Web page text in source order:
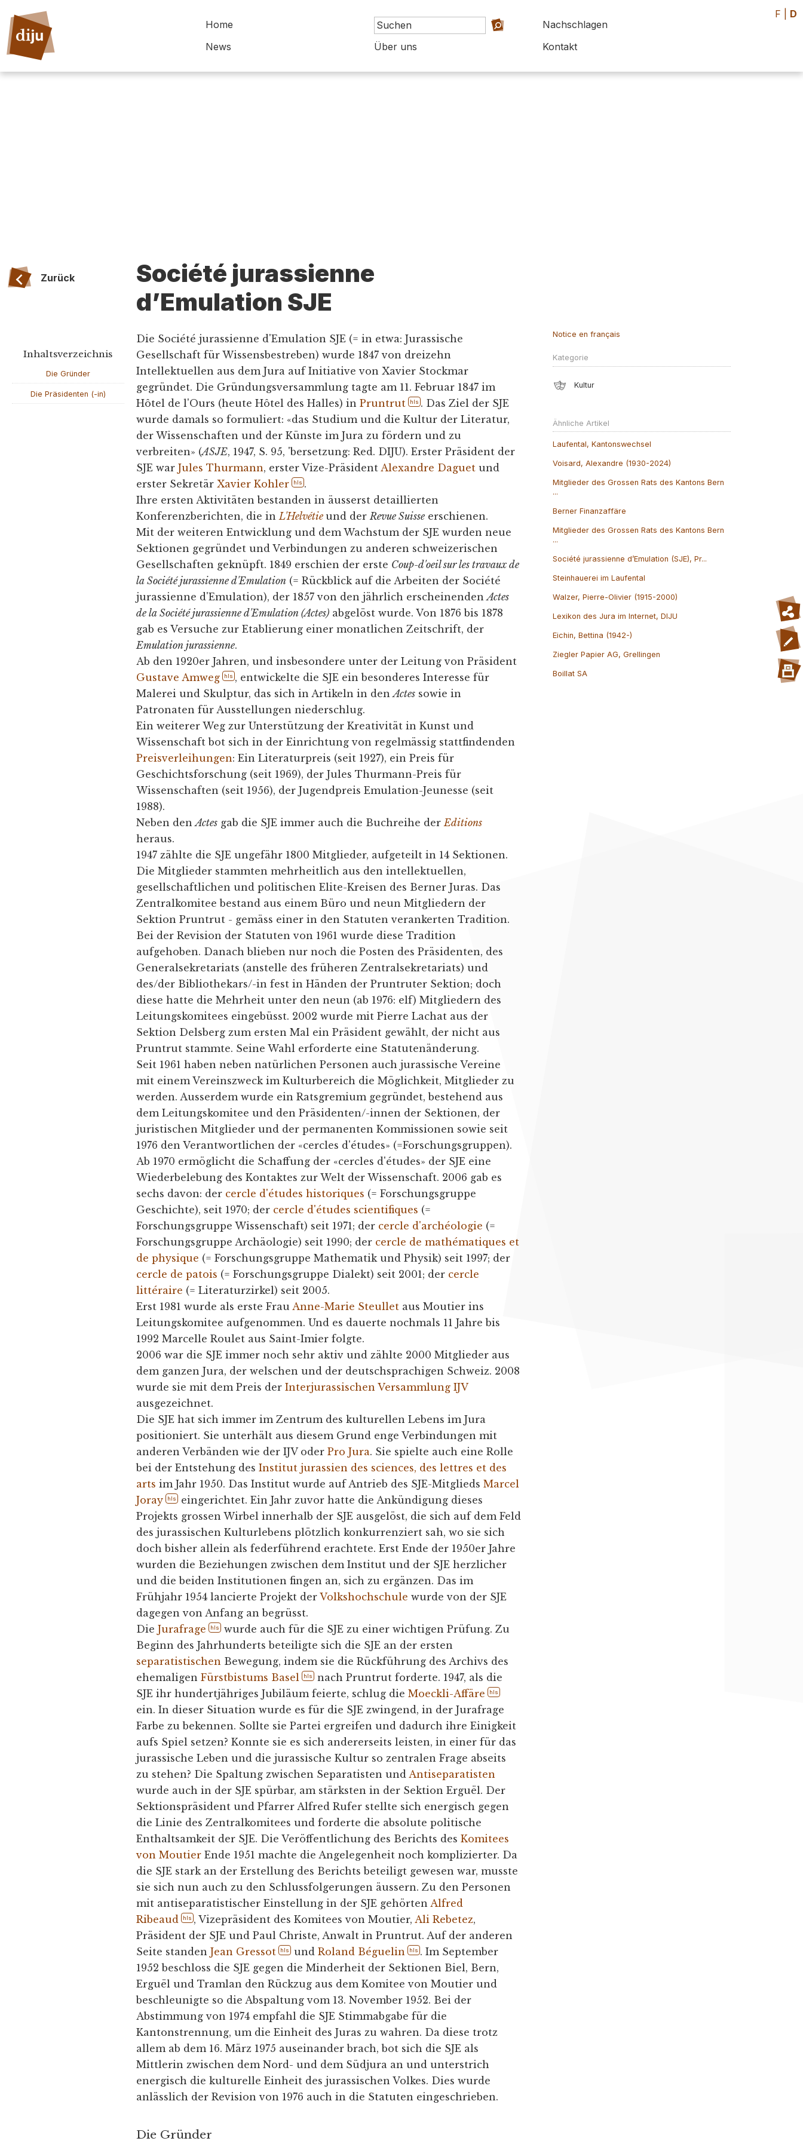
Home
Nachschlagen
News
Über uns Kontakt
F D
Zurück
Société jurassienne
d’Emulation SJE
Inhaltsverzeichnis
Die Gründer
Die Präsidenten (-in)
Die Société jurassienne d'Emulation SJE (= in etwa: Jurassische
Gesellschaft für Wissensbestreben) wurde 1847 von dreizehn
Intellektuellen aus dem Jura auf Initiative von Xavier Stockmar
gegründet. Die Gründungsversammlung tagte am 11. Februar 1847 im
Hôtel de l'Ours (heute Hôtel des Halles) inPruntrut hls . Das Ziel der SJE
wurde damals so formuliert: «das Studium und die Kultur der Literatur,
der Wissenschaften und der Künste im Jura zu fördern und zu
verbreiten» (ASJE, 1947, S. 95, 'bersetzung: Red. DIJU). Erster Präsident der
SJE warJules Thurmann, erster Vize-Präsident Alexandre Daguet und
erster SekretärXavier Kohler hls .
Ihre ersten Aktivitäten bestanden in äusserst detaillierten
Konferenzberichten, die in L'Helvétie und der Revue Suisse erschienen.
Mit der weiteren Entwicklung und dem Wachstum der SJE wurden neue
Sektionen gegründet und Verbindungen zu anderen schweizerischen
Gesellschaften geknüpft. 1849 erschien der erste Coup-d'oeil sur les travaux de
la Société jurassienne d'Emulation (= Rückblick auf die Arbeiten der Société
jurassienne d'Emulation), der 1857 von den jährlich erscheinendenActes
de la Société jurassienne d'Emulation (Actes) abgelöst wurde. Von 1876 bis 1878
gab es Versuche zur Etablierung einer monatlichen Zeitschrift, der
Emulation jurassienne.
Ab den 1920er Jahren, und insbesondere unter der Leitung von Präsident
Gustave Amweg
hls , entwickelte die SJE ein besonderes Interesse für
Malerei und Skulptur, das sich in Artikeln in denActes sowie in
Patronaten für Ausstellungen niederschlug.
Ein weiterer Weg zur Unterstützung der Kreativität in Kunst und
Wissenschaft bot sich in der Einrichtung von regelmässig stattfindenden
Preisverleihungen: Ein Literaturpreis (seit 1927), ein Preis für
Geschichtsforschung (seit 1969), der Jules Thurmann-Preis für
Wissenschaften (seit 1956), der Jugendpreis Emulation-Jeunesse (seit
1988).
Neben denActes gab die SJE immer auch die Buchreihe der Editions
heraus.
1947 zählte die SJE ungefähr 1800 Mitglieder, aufgeteilt in 14 Sektionen.
Die Mitglieder stammten mehrheitlich aus den intellektuellen,
gesellschaftlichen und politischen Elite-Kreisen des Berner Juras. Das
Zentralkomitee bestand aus einem Büro und neun Mitgliedern der
Sektion Pruntrut - gemäss einer in den Statuten verankerten Tradition.
Bei der Revision der Statuten von 1961 wurde diese Tradition
aufgehoben. Danach blieben nur noch die Posten des Präsidenten, des
Generalsekretariats (anstelle des früheren Zentralsekretariats) und
des/der Bibliothekars/-in fest in Händen der Pruntruter Sektion; doch
diese hatte die Mehrheit unter den neun (ab 1976: elf) Mitgliedern des
Leitungskomitees eingebüsst. 2002 wurde mit Pierre Lachat aus der
Sektion Delsberg zum ersten Mal ein Präsident gewählt, der nicht aus
Pruntrut stammte. Seine Wahl erforderte eine Statutenänderung.
Seit 1961 haben neben natürlichen Personen auch jurassische Vereine
mit einem Vereinszweck im Kulturbereich die Möglichkeit, Mitglieder zu
werden. Ausserdem wurde ein Ratsgremium gegründet, bestehend aus
dem Leitungskomitee und den Präsidenten/-innen der Sektionen, der
juristischen Mitglieder und der permanenten Kommissionen sowie seit
1976 den Verantwortlichen der «cercles d'études» (=Forschungsgruppen).
Ab 1970 ermöglicht die Schaffung der «cercles d'études» der SJE eine
Wiederbelebung des Kontaktes zur Welt der Wissenschaft. 2006 gab es
sechs davon: der cercle d'études historiques (= Forschungsgruppe
Geschichte), seit 1970; der cercle d'études scientifiques (=
Forschungsgruppe Wissenschaft) seit 1971; der cercle d'archéologie (=
Forschungsgruppe Archäologie) seit 1990; der cercle de mathématiques et
de physique (= Forschungsgruppe Mathematik und Physik) seit 1997; der
cercle de patois (= Forschungsgruppe Dialekt) seit 2001; der cercle
littéraire (= Literaturzirkel) seit 2005.
Erst 1981 wurde als erste Frau Anne-Marie Steullet aus Moutier ins
Leitungskomitee aufgenommen. Und es dauerte nochmals 11 Jahre bis
1992 Marcelle Roulet aus Saint-Imier folgte.
2006 war die SJE immer noch sehr aktiv und zählte 2000 Mitglieder aus
dem ganzen Jura, der welschen und der deutschsprachigen Schweiz. 2008
wurde sie mit dem Preis derInterjurassischen Versammlung IJV
ausgezeichnet.
Die SJE hat sich immer im Zentrum des kulturellen Lebens im Jura
positioniert. Sie unterhält aus diesem Grund enge Verbindungen mit
anderen Verbänden wie der IJV oderPro Jura. Sie spielte auch eine Rolle
bei der Entstehung desInstitut jurassien des sciences, des lettres et des
arts im Jahr 1950. Das Institut wurde auf Antrieb des SJE-MitgliedsMarcel
Joray
hls
eingerichtet. Ein Jahr zuvor hatte die Ankündigung dieses
Projekts grossen Wirbel innerhalb der SJE ausgelöst, die sich auf dem Feld
des jurassischen Kulturlebens plötzlich konkurrenziert sah, wo sie sich
doch bisher allein als federführend erachtete. Erst Ende der 1950er Jahre
wurden die Beziehungen zwischen dem Institut und der SJE herzlicher
und die beiden Institutionen fingen an, sich zu ergänzen. Das im
Frühjahr 1954 lancierte Projekt derVolkshochschule wurde von der SJE
dagegen von Anfang an begrüsst.
DieJurafrage hls
wurde auch für die SJE zu einer wichtigen Prüfung. Zu
Beginn des Jahrhunderts beteiligte sich die SJE an der ersten
separatistischen Bewegung, indem sie die Rückführung des Archivs des
ehemaligenFürstbistums Basel hls
nach Pruntrut forderte. 1947, als die
SJE ihr hundertjähriges Jubiläum feierte, schlug dieMoeckli-Affäre hls
ein. In dieser Situation wurde es für die SJE zwingend, in der Jurafrage
Farbe zu bekennen. Sollte sie Partei ergreifen und dadurch ihre Einigkeit
aufs Spiel setzen? Konnte sie es sich andererseits leisten, in einer für das
jurassische Leben und die jurassische Kultur so zentralen Frage abseits
zu stehen? Die Spaltung zwischen Separatisten und Antiseparatisten
wurde auch in der SJE spürbar, am stärksten in der Sektion Erguël. Der
Sektionspräsident und Pfarrer Alfred Rufer stellte sich energisch gegen
die Linie des Zentralkomitees und forderte die absolute politische
Enthaltsamkeit der SJE. Die Veröffentlichung des Berichts desKomitees
von Moutier Ende 1951 machte die Angelegenheit noch komplizierter. Da
die SJE stark an der Erstellung des Berichts beteiligt gewesen war, musste
sie sich nun auch zu den Schlussfolgerungen äussern. Zu den Personen
mit antiseparatistischer Einstellung in der SJE gehörten Alfred
Ribeaud
hls , Vizepräsident des Komitees von Moutier, Ali Rebetez,
Präsident der SJE und Paul Christe, Anwalt in Pruntrut. Auf der anderen
Seite standenJean Gressot hls undRoland Béguelin hls . Im September
1952 beschloss die SJE gegen die Minderheit der Sektionen Biel, Bern,
Erguël und Tramlan den Rückzug aus dem Komitee von Moutier und
beschleunigte so die Abspaltung vom 13. November 1952. Bei der
Abstimmung von 1974 empfahl die SJE Stimmabgabe für die
Kantonstrennung, um die Einheit des Juras zu wahren. Da diese trotz
allem ab dem 16. März 1975 auseinander brach, bot sich die SJE als
Mittlerin zwischen dem Nord- und dem Südjura an und unterstrich
energisch die kulturelle Einheit des jurassischen Volkes. Dies wurde
anlässlich der Revision von 1976 auch in die Statuten eingeschrieben.
Die Gründer
Notice en français
Kategorie
Kultur
Ähnliche Artikel
Laufental, Kantonswechsel
Voisard, Alexandre (1930-2024)
Mitglieder des Grossen Rats des Kantons Bern
...
Berner Finanzaffäre
Mitglieder des Grossen Rats des Kantons Bern
...
Société jurassienne d’Emulation (SJE), Pr...
Steinhauerei im Laufental
Walzer, Pierre-Olivier (1915-2000)
Lexikon des Jura im Internet, DIJU
Eichin, Bettina (1942-)
Ziegler Papier AG, Grellingen
Boillat SA